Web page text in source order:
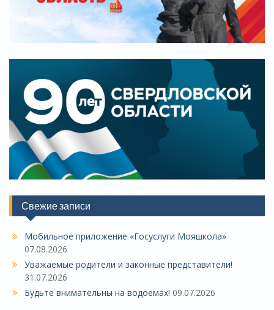
Свежие записи
Мобильное приложение «Госуслуги Мояшкола»
07.08.2026
Уважаемые родители и законные представители!
31.07.2026
Будьте внимательны на водоемах! 09.07.2026